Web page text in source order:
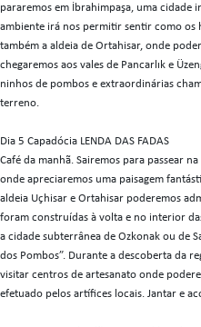
pararemos em İbrahimpaşa, uma cidade
ambiente irá nos permitir sentir como os
também a aldeia de Ortahisar, onde
chegaremos aos vales de Pancarlık e
ninhos de pombos e extraordinárias
terreno.
Dia 5 Capadócia LENDA DAS FADAS
Café da manhã. Sairemos para passear
onde apreciaremos uma paisagem
aldeia Uçhisar e Ortahisar poderemos
foram construídas à volta e no interior
a cidade subterrânea de Ozkonak ou de
dos Pombos”. Durante a descoberta da
visitar centros de artesanato onde
efetuado pelos artífices locais. Jantar e